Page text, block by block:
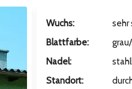
Wuchs:
sehr
Blattfarbe:
Nadel:
Standort: